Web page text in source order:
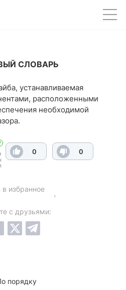
СЛОВАРЬ
устанавливаемая
расположенными
необходимой
0 0
в избранное
с друзьями:
порядку